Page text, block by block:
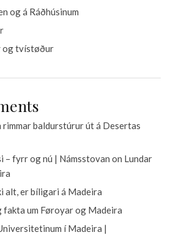
og á Ráðhúsinum
og tvístøður
rimmar baldurstúrur út á Desertas
– fyrr og nú | Námsstovan on Lundar
alt, er bíligari á Madeira
fakta um Føroyar og Madeira
í Madeira |